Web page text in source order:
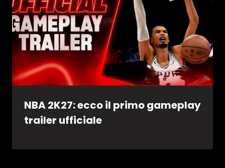
NBA 2K27: ecco il primo gameplay
trailer ufficiale